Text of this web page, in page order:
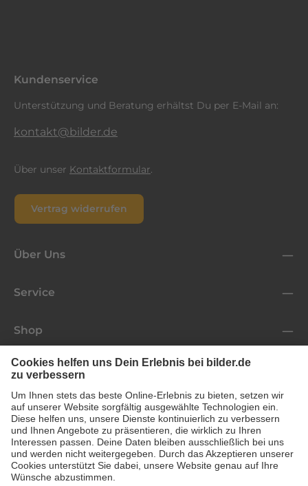
Kundenservice
Unterstützung und Beratung erhältst Du per E-Mail an:
kontakt@bilder.de
Über unser Kontaktformular.
Vertrag widerrufen
Über Uns
Service
Shop
Folge uns